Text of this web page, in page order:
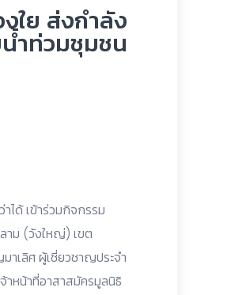
ใย ส่งกำลัง
ำท่วมชุมชน
ได้ เข้าร่วมกิจกรรม
าม (วังใหญ่) เขต
าเลิศ ผู้เชี่ยวชาญประจำ
หน้าที่อาสาสมัครมูลนิธิ